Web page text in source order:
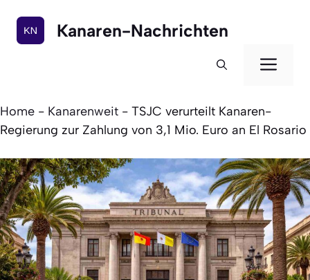
Inhalt
springen
Kanaren-Nachrichten
Home - Kanarenweit - TSJC verurteilt Kanaren-
Regierung zur Zahlung von 3,1 Mio. Euro an El Rosario